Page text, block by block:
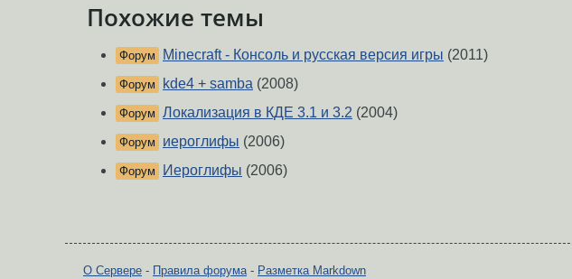
Похожие темы
Форум Minecraft - Консоль и русская версия игры (2011)
Форум kde4 + samba (2008)
Форум Локализация в КДЕ 3.1 и 3.2 (2004)
Форум иероглифы (2006)
Форум Иероглифы (2006)
О Сервере - Правила форума- Разметка Markdown